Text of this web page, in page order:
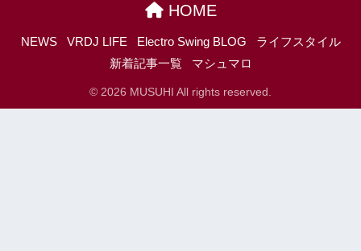
HOME
NEWS VRDJ LIFE Electro Swing BLOG
ライフスタイル
新着記事一覧
マシュマロ
© 2026 MUSUHI All rights reserved.